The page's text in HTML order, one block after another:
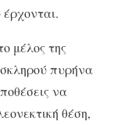
μέλος της
πυρήνα
να
θέση,